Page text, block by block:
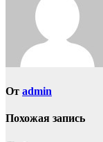
От admin
Похожая запись